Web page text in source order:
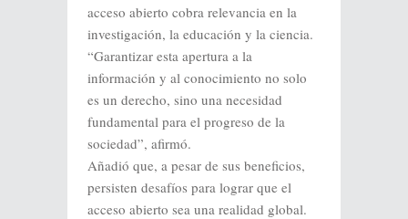
acceso abierto cobra relevancia en la
investigación, la educación y la ciencia.
“Garantizar esta apertura a la
información y al conocimiento no solo
es un derecho, sino una necesidad
fundamental para el progreso de la
sociedad”, afirmó.
Añadió que, a pesar de sus beneficios,
persisten desafíos para lograr que el
acceso abierto sea una realidad global.